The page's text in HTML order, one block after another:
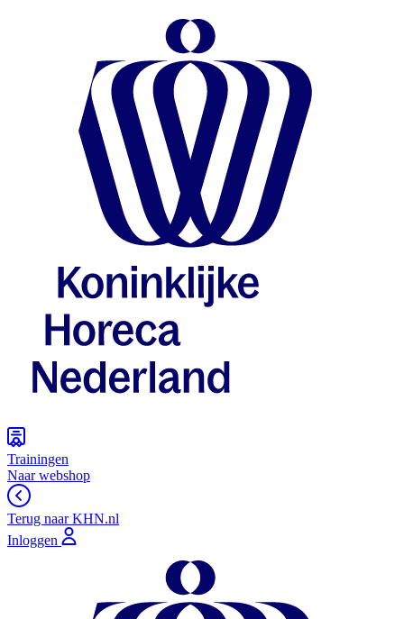
Trainingen
Naar webshop
Terug naar KHN.nl
Inloggen